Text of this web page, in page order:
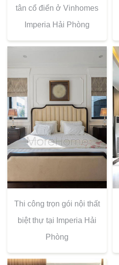
tân cổ điển ở Vinhomes
Imperia Hải Phòng
Thi công trọn gói nội thất
biệt thự tại Imperia Hải
Phòng